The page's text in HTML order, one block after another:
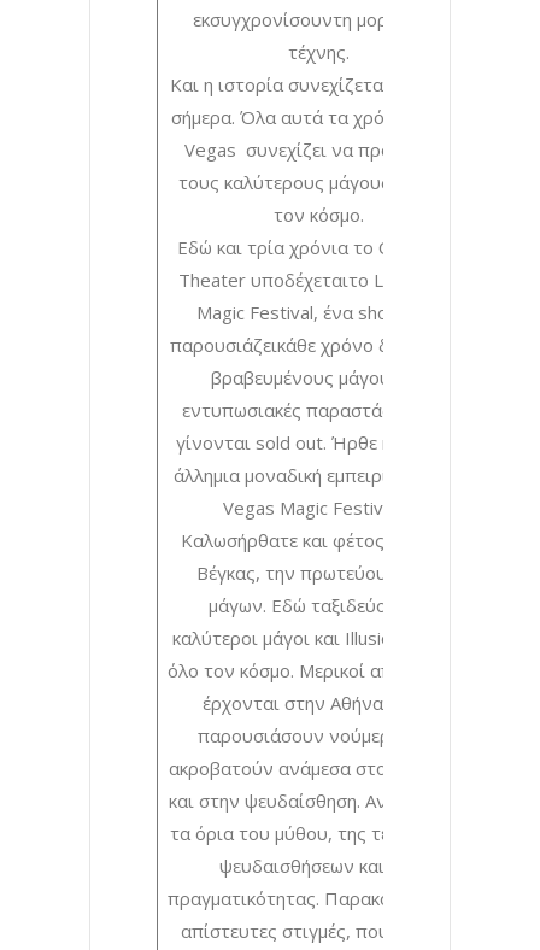
εκσυγχρονίσουντη μορφή της
τέχνης.
Και η ιστορία συνεχίζεται μέχρι και
σήμερα. Όλα αυτά τα χρόνιατο Las
Vegas συνεχίζει να προσελκύει
τους καλύτερους μάγουςαπό όλο
τον κόσμο.
Εδώ και τρία χρόνια το Christmas
Theater υποδέχεταιτο Las Vegas
Magic Festival, ένα show που
παρουσιάζεικάθε χρόνο διάσημους
βραβευμένους μάγους, με
εντυπωσιακές παραστάσεις που
γίνονται sold out. Ήρθε η ώρα για
άλλημια μοναδική εμπειρία. Το Las
Vegas Magic Festival 4!
Καλωσήρθατε και φέτος στο Λας
Βέγκας, την πρωτεύουσατων
μάγων. Εδώ ταξιδεύουν οι
καλύτεροι μάγοι και Illusionistsαπό
όλο τον κόσμο. Μερικοί από αυτούς
έρχονται στην Αθήναγια να
παρουσιάσουν νούμερα που
ακροβατούν ανάμεσα στο ρεαλισμό
και στην ψευδαίσθηση. Ανακαλύψτε
τα όρια του μύθου, της τέχνης,των
ψευδαισθήσεων και της
πραγματικότητας. Παρακολουθήστε
απίστευτες στιγμές, που κόβουν